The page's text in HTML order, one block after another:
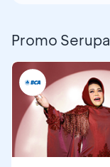
Promo Serupa